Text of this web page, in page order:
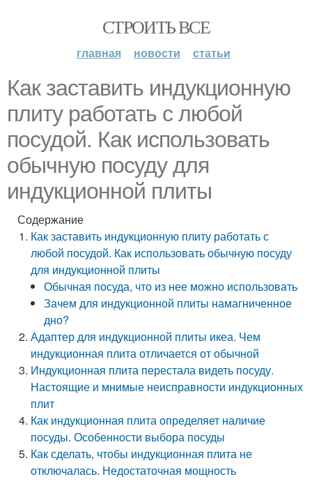
СТРОИТЬ ВСЕ
главная новости статьи
Как заставить индукционную
плиту работать с любой
посудой. Как использовать
обычную посуду для
индукционной плиты
Содержание
Как заставить индукционную плиту работать с
любой посудой. Как использовать обычную посуду
для индукционной плиты
Обычная посуда, что из нее можно использовать
Зачем для индукционной плиты намагниченное
дно?
Адаптер для индукционной плиты икеа. Чем
индукционная плита отличается от обычной
Индукционная плита перестала видеть посуду.
Настоящие и мнимые неисправности индукционных
плит
Как индукционная плита определяет наличие
посуды. Особенности выбора посуды
Как сделать, чтобы индукционная плита не
отключалась. Недостаточная мощность